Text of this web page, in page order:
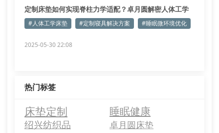
定制床垫如何实现脊柱力学适配？卓月圆解密人体工学
设计
#人体工学床垫 #定制寝具解决方案 #睡眠微环境优化
2025-05-30 22:08
热门标签
床垫定制 睡眠健康
绍兴纺织品 卓月圆床垫